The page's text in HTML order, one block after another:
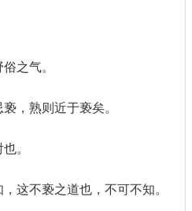
之气。
，熟则近于亵矣。
。
这不亵之道也，不可不知。